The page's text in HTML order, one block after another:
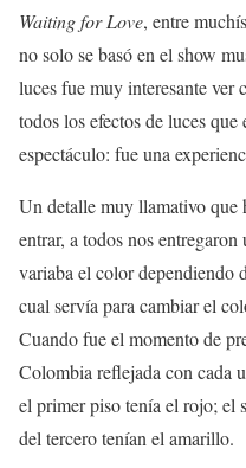
Waiting for Love, entre
no solo se basó en el show
luces fue muy interesante ver
todos los efectos de luces
espectáculo: fue una
Un detalle muy llamativo que
entrar, a todos nos
variaba el color dependiendo
cual servía para cambiar el
Cuando fue el momento de
Colombia reflejada con cada
el primer piso tenía el rojo; el
del tercero tenían el amarillo.